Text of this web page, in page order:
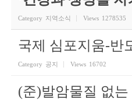
Category 지역소식 Views 1278535
국제 심포지움-반
Category 공지 Views 16702
(준)발암물질 없